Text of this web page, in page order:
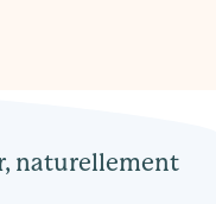
naturellement